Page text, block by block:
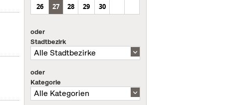
26
27 28 29 30
oder
Stadtbezirk
oder
Kategorie